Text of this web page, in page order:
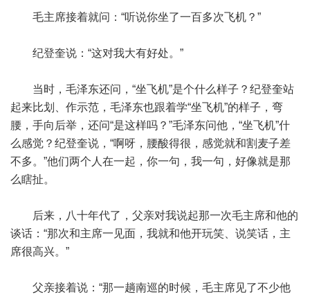
毛主席接着就问：“听说你坐了一百多次飞机？”
纪登奎说：“这对我大有好处。”
当时，毛泽东还问，“坐飞机”是个什么样子？纪登奎站
起来比划、作示范，毛泽东也跟着学“坐飞机”的样子，弯
腰，手向后举，还问“是这样吗？”毛泽东问他，“坐飞机”什
么感觉？纪登奎说，“啊呀，腰酸得很，感觉就和割麦子差
不多。”他们两个人在一起，你一句，我一句，好像就是那
么瞎扯。
后来，八十年代了，父亲对我说起那一次毛主席和他的
谈话：“那次和主席一见面，我就和他开玩笑、说笑话，主
席很高兴。”
父亲接着说：“那一趟南巡的时候，毛主席见了不少他